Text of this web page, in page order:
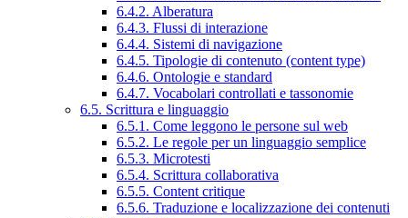
6.4.2. Alberatura
6.4.3. Flussi di interazione
6.4.4. Sistemi di navigazione
6.4.5. Tipologie di contenuto (content type)
6.4.6. Ontologie e standard
6.4.7. Vocabolari controllati e tassonomie
6.5. Scrittura e linguaggio
6.5.1. Come leggono le persone sul web
6.5.2. Le regole per un linguaggio semplice
6.5.3. Microtesti
6.5.4. Scrittura collaborativa
6.5.5. Content critique
6.5.6. Traduzione e localizzazione dei contenuti